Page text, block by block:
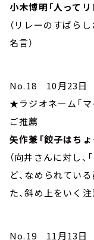
小木博明「人ってリ
（リレーのすばら
名言）
No.18 10月23日
★ラジオネーム「
ご推薦
矢作兼「餃子はち
（向井さんに対し
ど、なめられてい
た、斜め上をいく注
No.19 11月13日